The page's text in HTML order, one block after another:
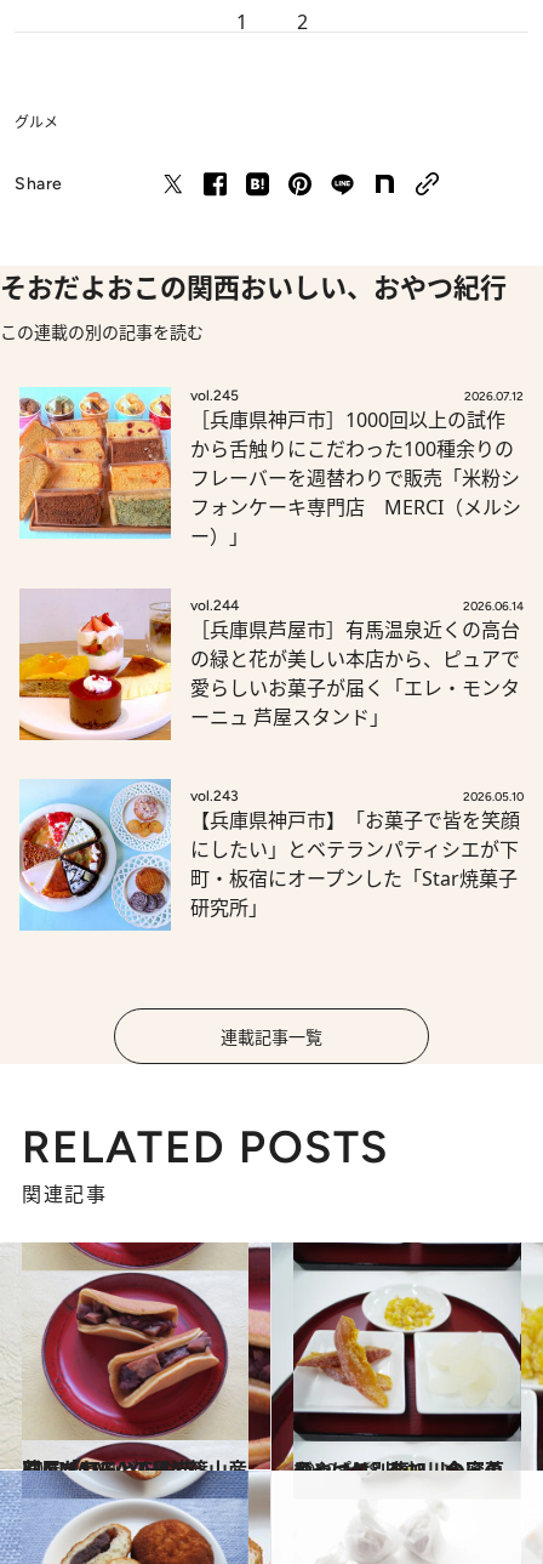
1 2
グルメ
Share
そおだよおこの関西おいしい、おやつ紀行
この連載の別の記事を読む
vol.245 2026.07.12
［兵庫県神戸市］1000回以上の試作
から舌触りにこだわった100種余りの
フレーバーを週替わりで販売「米粉シ
フォンケーキ専門店 MERCI（メルシ
ー）」
vol.244 2026.06.14
［兵庫県芦屋市］有馬温泉近くの高台
の緑と花が美しい本店から、ピュアで
愛らしいお菓子が届く「エレ・モンタ
ーニュ 芦屋スタンド」
vol.243 2026.05.10
【兵庫県神戸市】「お菓子で皆を笑顔
にしたい」とベテランパティシエが下
町・板宿にオープンした「Star焼菓子
研究所」
連載記事一覧
RELATED POSTS
関連記事
2012.11.11
芦屋「SASAYAMA KINMATA」の丹波篠山産にこだわるどらやき
グルメ 2012.11.8
やっぱり別腹!? 今日のおやつは…奈加川の蜜菓子
グルメ